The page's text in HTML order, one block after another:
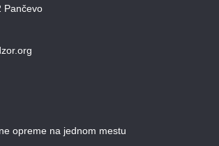
Pančevo
opreme na jednom mestu